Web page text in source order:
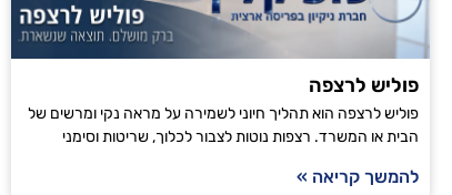
פוליש לרצפה
פוליש לרצפה הוא תהליך חיוני לשמירה על מראה נקי ומרשים של
הבית או המשרד. רצפות נוטות לצבור לכלוך, שריטות וסימני
להמשך קריאה »